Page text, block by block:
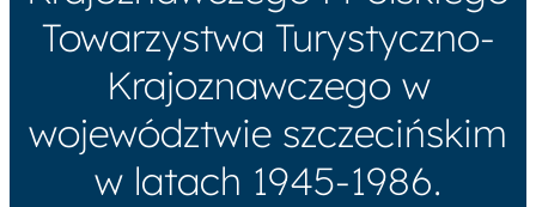
Towarzystwa Turystyczno-
Krajoznawczego w
województwie szczecińskim
w latach 1945-1986.